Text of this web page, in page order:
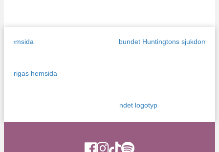
Ytan Facebook
Ytan Instagram
Ytan TikTok
Ytan Spotify